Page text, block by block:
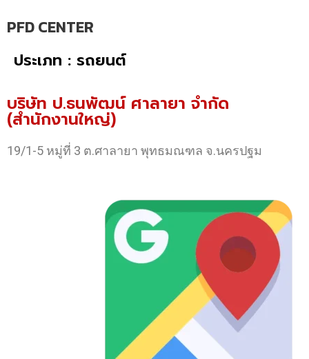
PFD CENTER
ประเภท : รถยนต์
บริษัท ป.ธนพัฒน์ ศาลายา จำกัด
(สำนักงานใหญ่)
19/1-5 หมู่ที่ 3 ต.ศาลายา พุทธมณฑล จ.นครปฐม